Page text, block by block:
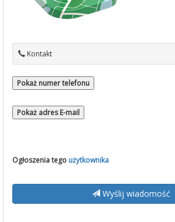
Kontakt
Pokaż numer telefonu
Pokaż adres E-mail
Ogłoszenia tego użytkownika
Wyślij wiadomość